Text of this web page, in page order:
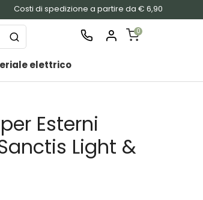
Costi di spedizione a partire da € 6,90
0
CART
elettrico
Esterni
Light &